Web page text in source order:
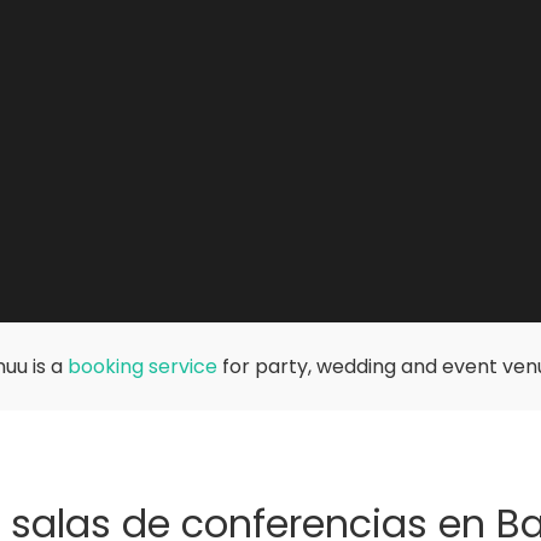
is a booking servicefor party, wedding and event
salas de conferencias en